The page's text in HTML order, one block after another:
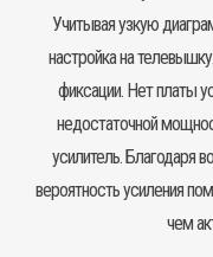
Учитывая узкую
настройка на
фиксации. Нет платы
недостаточной
усилитель. Благодаря
вероятность усиления
чем